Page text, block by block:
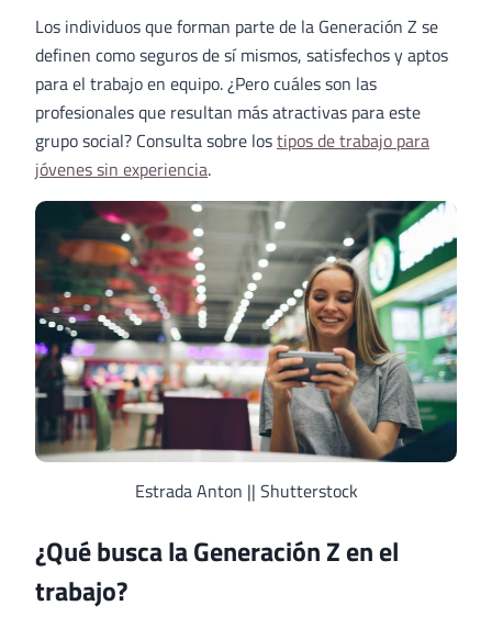
Los individuos que forman parte de la Generación Z se
definen como seguros de sí mismos, satisfechos y aptos
para el trabajo en equipo. ¿Pero cuáles son las
profesionales que resultan más atractivas para este
grupo social? Consulta sobre lostipos de trabajo para
jóvenes sin experiencia.
Estrada Anton || Shutterstock
¿Qué busca la Generación Z en el
trabajo?